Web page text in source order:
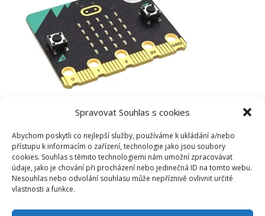
Spravovat Souhlas s cookies
Abychom poskytli co nejlepší služby, používáme k ukládání a/nebo
přístupu k informacím o zařízení, technologie jako jsou soubory
cookies. Souhlas s těmito technologiemi nám umožní zpracovávat
údaje, jako je chování při procházení nebo jedinečná ID na tomto webu.
Nesouhlas nebo odvolání souhlasu může nepříznivě ovlivnit určité
vlastnosti a funkce.